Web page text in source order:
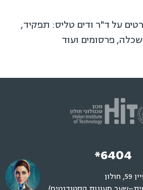
על ד"ר ודים טליס: תפקיד,
פרסומים ועוד
*6404